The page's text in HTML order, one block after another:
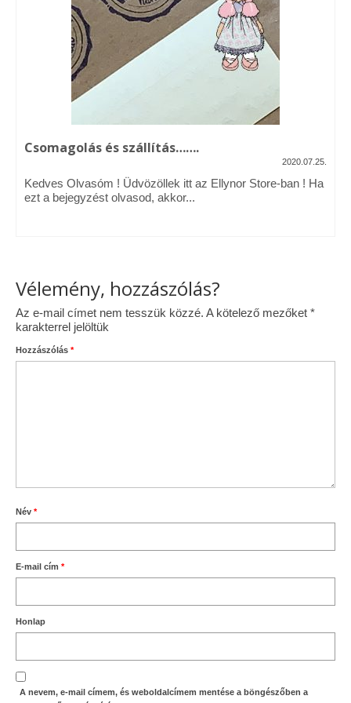
Vásárok, ahol velem is találkozhattál…
Alapanyagok, kellékek
A termékek tisztítása
Ellynor története
Adatkezelési tájékoztató
Általános Szerződési Feltételek
Csomagolás és szállítás…….
2020.07.25.
Kedves Olvasóm ! Üdvözöllek itt az Ellynor Store-ban ! Ha
ezt a bejegyzést olvasod, akkor...
Vélemény, hozzászólás?
Az e-mail címet nem tesszük közzé. A kötelező mezőket *
karakterrel jelöltük
Hozzászólás *
Név *
E-mail cím *
Honlap
A nevem, e-mail címem, és weboldalcímem mentése a böngészőben a